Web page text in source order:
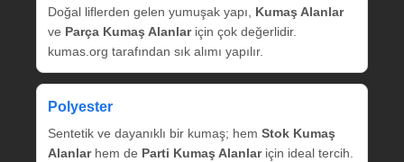
Doğal liflerden gelen yumuşak yapı, Kumaş Alanlar
ve Parça Kumaş Alanlariçin çok değerlidir.
kumas.org tarafından sık alımı yapılır.
Polyester
Sentetik ve dayanıklı bir kumaş; hem Stok Kumaş
Alanlarhem de Parti Kumaş Alanlariçin ideal tercih.